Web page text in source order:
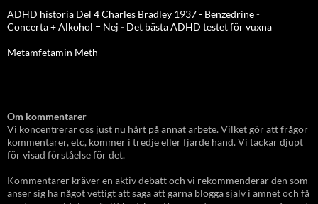
ADHD historia Del 4 Charles Bradley 1937 - Benzedrine-
Concerta + Alkohol = Nej - Det bästa ADHD testet för vuxna
Metamfetamin Meth
-----------------------------------------------
Om kommentarer
Vi koncentrerar oss just nu hårt på annat arbete. Vilket gör att frågor
kommentarer, etc, kommer i tredje eller fjärde hand. Vi tackar djupt
för visad förståelse för det.
Kommentarer kräver en aktiv debatt och vi rekommenderar den som
anser sig ha något vettigt att säga att gärna blogga själv i ämnet och få